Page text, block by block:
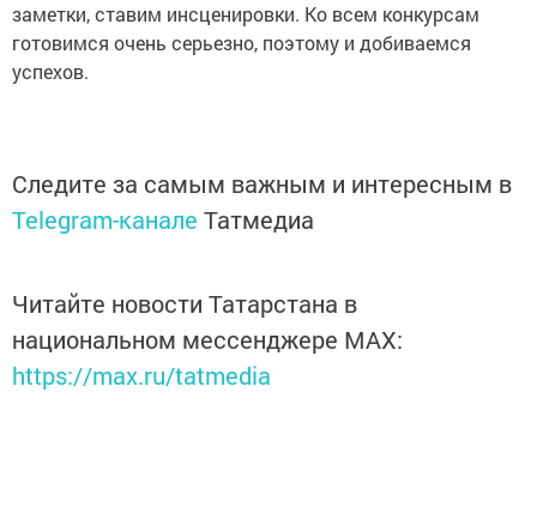
заметки, ставим инсценировки. Ко всем конкурсам
готовимся очень серьезно, поэтому и добиваемся
успехов.
Следите за самым важным и интересным в
Telegram-канале Татмедиа
Читайте новости Татарстана в
национальном мессенджере MАХ:
https://max.ru/tatmedia